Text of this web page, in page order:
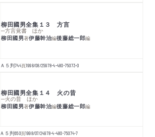
柳田國男全集１３ 方言
─方言覚書 ほか
柳田國男著伊藤幹治編後藤総一郎編
Ａ５判744頁1998/08/25978-4-480-75073-0
柳田國男全集１４ 火の昔
─火の昔 ほか
柳田國男著伊藤幹治編後藤総一郎編
Ａ５判650頁1998/07/24978-4-480-75074-7